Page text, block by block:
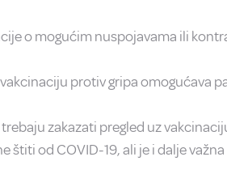
o mogućim nuspojavama ili
protiv gripa omogućava
zakazati pregled uz
od COVID-19, ali je i dalje